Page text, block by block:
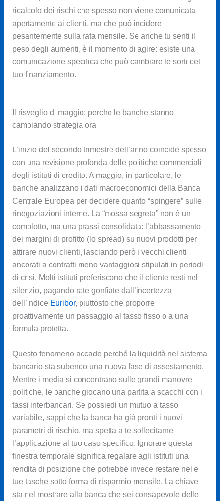
ricalcolo dei rischi che spesso non viene comunicata
apertamente ai clienti, ma che può incidere
pesantemente sulla rata mensile. Se anche tu senti il
peso degli aumenti, è il momento di agire: esiste una
comunicazione specifica che può cambiare le sorti del
tuo finanziamento.
Il risveglio di maggio: perché le banche stanno
cambiando strategia ora
L’inizio del secondo trimestre dell’anno coincide spesso
con una revisione profonda delle politiche commerciali
degli istituti di credito. A maggio, in particolare, le
banche analizzano i dati macroeconomici della Banca
Centrale Europea per decidere quanto “spingere” sulle
rinegoziazioni interne. La “mossa segreta” non è un
complotto, ma una prassi consolidata: l’abbassamento
dei margini di profitto (lo spread) su nuovi prodotti per
attirare nuovi clienti, lasciando però i vecchi clienti
ancorati a contratti meno vantaggiosi stipulati in periodi
di crisi. Molti istituti preferiscono che il cliente resti nel
silenzio, pagando rate gonfiate dall’incertezza
dell’indice Euribor, piuttosto che proporre
proattivamente un passaggio al tasso fisso o a una
formula protetta.
Questo fenomeno accade perché la liquidità nel sistema
bancario sta subendo una nuova fase di assestamento.
Mentre i media si concentrano sulle grandi manovre
politiche, le banche giocano una partita a scacchi con i
tassi interbancari. Se possiedi un mutuo a tasso
variabile, sappi che la banca ha già pronti i nuovi
parametri di rischio, ma spetta a te sollecitarne
l’applicazione al tuo caso specifico. Ignorare questa
finestra temporale significa regalare agli istituti una
rendita di posizione che potrebbe invece restare nelle
tue tasche sotto forma di risparmio mensile. La chiave
sta nel mostrare alla banca che sei consapevole delle